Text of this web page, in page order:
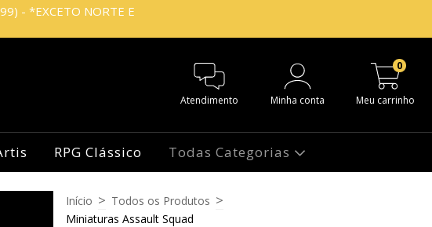
- *EXCETO NORTE E
Atendimento Minha conta Meu carrinho
0
RPG Clássico Todas Categorias
Início > Todos os Produtos >
Miniaturas Assault Squad